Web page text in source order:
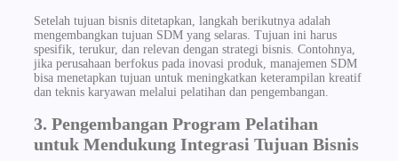
Setelah tujuan bisnis ditetapkan, langkah berikutnya adalah
mengembangkan tujuan SDM yang selaras. Tujuan ini harus
spesifik, terukur, dan relevan dengan strategi bisnis. Contohnya,
jika perusahaan berfokus pada inovasi produk, manajemen SDM
bisa menetapkan tujuan untuk meningkatkan keterampilan kreatif
dan teknis karyawan melalui pelatihan dan pengembangan.
3. Pengembangan Program Pelatihan
untuk Mendukung Integrasi Tujuan Bisnis